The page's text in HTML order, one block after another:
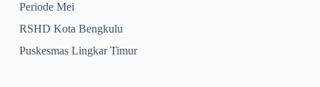
Periode Mei
RSHD Kota Bengkulu
Puskesmas Lingkar Timur